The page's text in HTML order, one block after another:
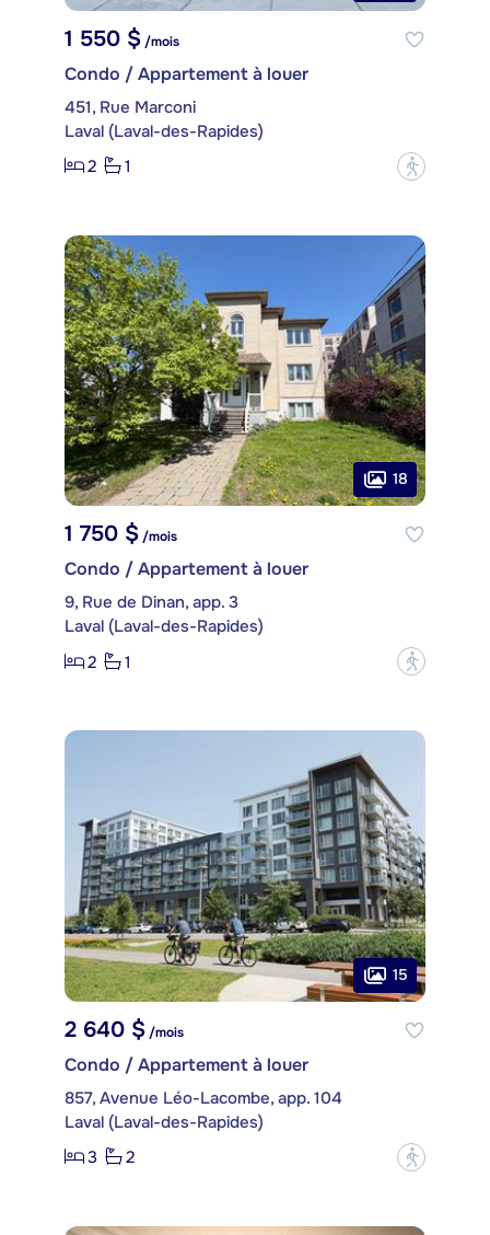
1 550 $ /mois
Condo / Appartement à louer
451, Rue Marconi
Laval (Laval-des-Rapides)
2
1 ?
18
1 750 $/mois
Condo / Appartement à louer
9, Rue de Dinan, app. 3
Laval (Laval-des-Rapides)
2
1 ?
15
2 640 $ /mois
Condo / Appartement à louer
857, Avenue Léo-Lacombe, app. 104
Laval (Laval-des-Rapides)
3
2 ?